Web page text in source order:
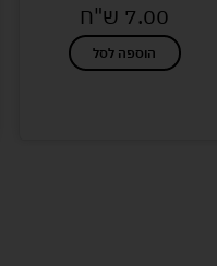
7.00 ש"ח
הוספה לסל